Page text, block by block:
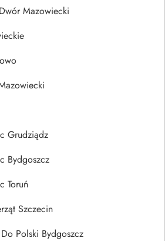
Mazowiecki
Grudziądz
Bydgoszcz
Toruń
Szczecin
Polski Bydgoszcz